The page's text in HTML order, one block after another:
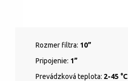
Rozmer filtra: 10”
Pripojenie: 1”
Prevádzková teplota: 2-45 °C